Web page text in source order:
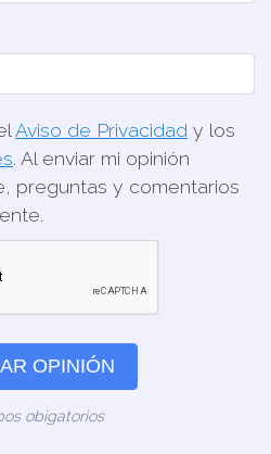
Aviso de Privacidad y los
. Al enviar mi opinión
preguntas y comentarios
OPINIÓN
obigatorios